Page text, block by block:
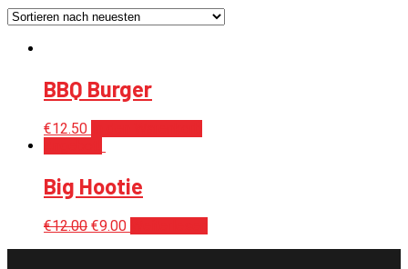
BBQ Burger
€12.50
Big Hootie
€12.00 €9.00